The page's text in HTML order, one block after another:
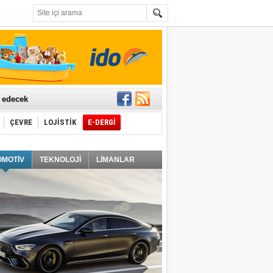
ÇEVRE LOJİSTİK E-DERGİ
TEKNOLOJİ LİMANLAR